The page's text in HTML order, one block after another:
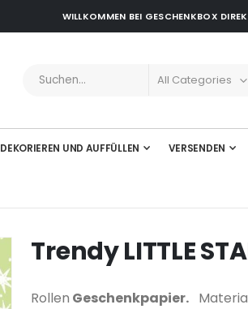
WILLKOMMEN BEI GESCHENKBOX
DEKORIEREN UND AUFFÜLLEN VERSENDEN
Trendy LITTLE
Rollen Geschenkpapier.